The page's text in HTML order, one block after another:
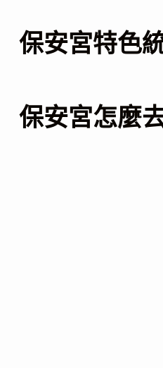
保安宮特色
保安宮怎麼